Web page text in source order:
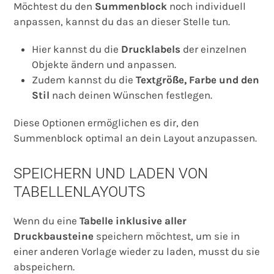
Möchtest du den Summenblock noch individuell
anpassen, kannst du das an dieser Stelle tun.
Hier kannst du die Drucklabels der einzelnen
Objekte ändern und anpassen.
Zudem kannst du dieTextgröße, Farbe und den
Stil nach deinen Wünschen festlegen.
Diese Optionen ermöglichen es dir, den
Summenblock optimal an dein Layout anzupassen.
SPEICHERN UND LADEN VON
TABELLENLAYOUTS
Wenn du eineTabelle inklusive aller
Druckbausteine speichern möchtest, um sie in
einer anderen Vorlage wieder zu laden, musst du sie
abspeichern.